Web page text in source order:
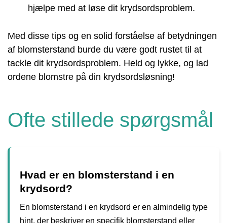
hjælpe med at løse dit krydsordsproblem.
Med disse tips og en solid forståelse af betydningen
af ​​blomsterstand burde du være godt rustet til at
tackle dit krydsordsproblem. Held og lykke, og lad
ordene blomstre på din krydsordsløsning!
Ofte stillede spørgsmål
Hvad er en blomsterstand i en
krydsord?
En blomsterstand i en krydsord er en almindelig type
hint, der beskriver en specifik blomsterstand eller